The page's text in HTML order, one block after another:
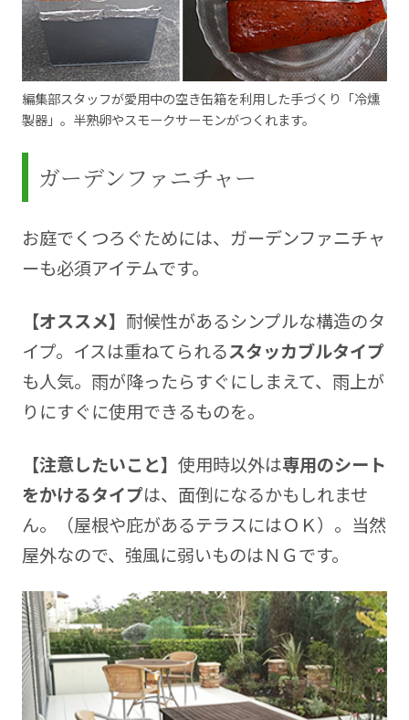
編集部スタッフが愛用中の空き缶箱を利用した手づくり「冷燻
製器」。半熟卵やスモークサーモンがつくれます。
ガーデンファニチャー
お庭でくつろぐためには、ガーデンファニチャ
ーも必須アイテムです。
【オススメ】 耐候性があるシンプルな構造のタ
イプ。イスは重ねてられるスタッカブルタイプ
も人気。雨が降ったらすぐにしまえて、雨上が
りにすぐに使用できるものを。
【注意したいこと】 使用時以外は専用のシート
をかけるタイプは、面倒になるかもしれませ
ん。（屋根や庇があるテラスにはＯＫ）。当然
屋外なので、強風に弱いものはＮＧです。